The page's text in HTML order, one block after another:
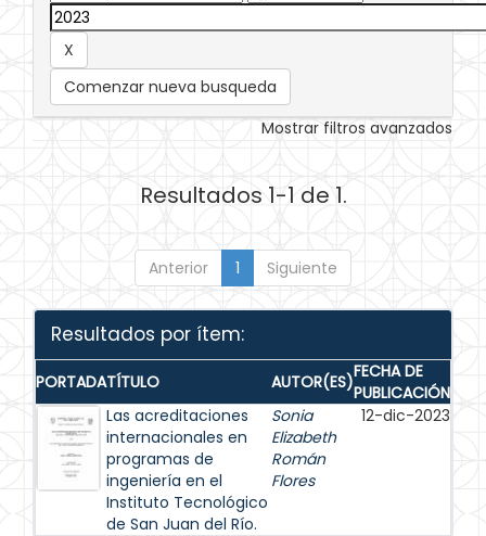
Comenzar nueva busqueda
Mostrar filtros avanzados
Resultados 1-1 de 1.
Anterior 1 Siguiente
Resultados por ítem:
PORTADATÍTULO AUTOR(ES)FECHA DE
PUBLICACIÓN
Las acreditaciones
internacionales en
programas de
ingeniería en el
Instituto Tecnológico
de San Juan del Río.
Sonia
Elizabeth
Román
Flores
12-dic-2023